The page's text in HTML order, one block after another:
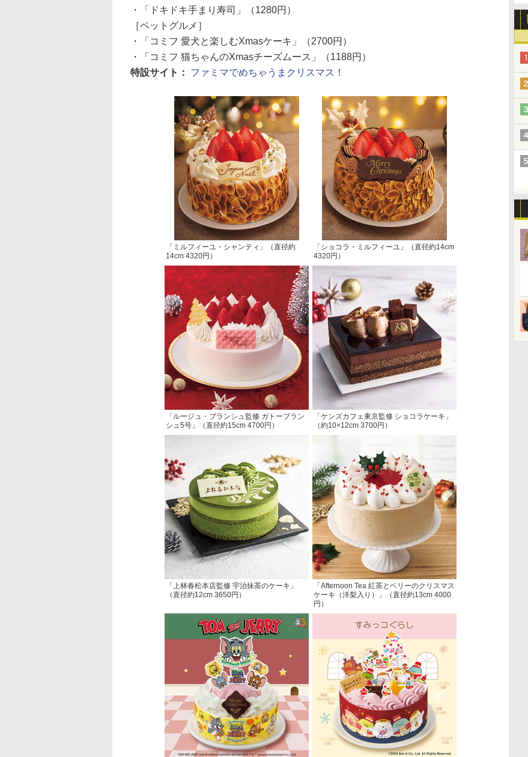
・「ドキドキ手まり寿司」（1280円）
［ペットグルメ］
・「コミフ 愛犬と楽しむXmasケーキ」（2700円）
・「コミフ 猫ちゃんのXmasチーズムース」（1188円）
特設サイト： ファミマでめちゃうまクリスマス！
「ミルフィーユ・シャンティ」（直径約
14cm 4320円）
「ショコラ・ミルフィーユ」（直径約14cm
4320円）
「ルージュ・ブランシュ監修 ガトーブラン
シュ5号」（直径約15cm 4700円）
「ケンズカフェ東京監修 ショコラケーキ」
（約10×12cm 3700円）
「上林春松本店監修 宇治抹茶のケーキ」
（直径約12cm 3650円）
「Afternoon Tea 紅茶とベリーのクリスマス
ケーキ（洋梨入り）」（直径約13cm 4000
円）